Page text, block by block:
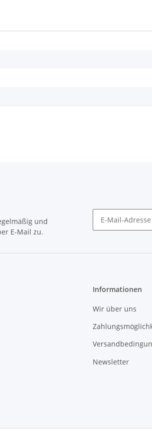
und
E-Mail zu.
Informationen
Wir über uns
Newsletter